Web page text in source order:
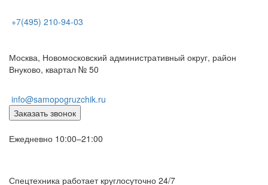
+7(495) 210-94-03
Москва, Новомосковский административный округ, район
Внуково, квартал № 50
info@samopogruzchik.ru
Заказать звонок
Ежедневно 10:00–21:00
Спецтехника работает круглосуточно 24/7